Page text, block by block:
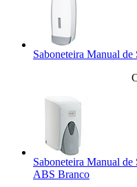
Saboneteira Manual
Saboneteira Manual
ABS Branco